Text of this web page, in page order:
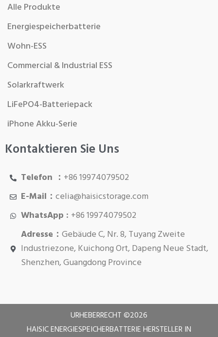
Alle Produkte
Energiespeicherbatterie
Wohn-ESS
Commercial & Industrial ESS
Solarkraftwerk
LiFePO4-Batteriepack
iPhone Akku-Serie
Kontaktieren Sie Uns
Telefon ： +86 19974079502
E-Mail： celia@haisicstorage.com
WhatsApp : +86 19974079502
Adresse： Gebäude C, Nr. 8, Tuyang Zweite
Industriezone, Kuichong Ort, Dapeng Neue Stadt,
Shenzhen, Guangdong Province
URHEBERRECHT ©2026
HAISIC ENERGIESPEICHERBATTERIE HERSTELLER IN